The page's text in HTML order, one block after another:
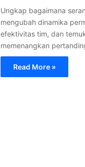
Ungkap bagaimana
mengubah dinamika
efektivitas tim, dan
memenangkan
Read More »